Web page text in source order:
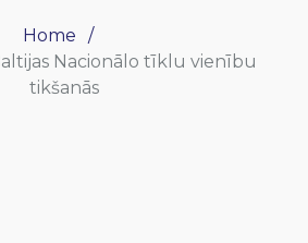
Home
Nacionālo tīklu vienību
tikšanās